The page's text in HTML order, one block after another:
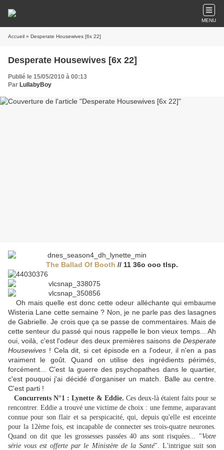
MENU
Accueil » Desperate Housewives [6x 22]
Desperate Housewives [6x 22]
Publié le 15/05/2010 à 00:13
Par LullabyBoy
The Ballad Of Booth // 11 36o ooo tlsp.
Oh mais quelle est donc cette odeur alléchante qui embaume
Wisteria Lane cette semaine ? Non, je ne parle pas des lasagnes
de Gabrielle. Je crois que ça se passe de commentaires. Mais de
cette senteur du passé qui nous rappelle le bon vieux temps... Ah
oui, voilà, c'est l'odeur des deux premières saisons de Desperate
Housewives ! Cela dit, si cet épisode en a l'odeur, il n'en a pas
vraiment le goût. Quand on utilise des ingrédients périmés,
forcément... C'est la guerre des psychopathes dans le quartier,
c'est pouquoi j'ai décidé d'organiser un match. Balle au centre.
C'est parti !
Concurrents N°1 : Lynette & Eddie. Ces deux-là étaient faits pour se
rencontrer. Eddie a trouvé une victime de choix : une femme, auparavant
connue pour son flair et sa perspicacité, qui, depuis qu'elle est enceinte
pour la 12ème fois, est incapable de connecter ses trois-quatre neurones.
Quand on dit que les grossesses passées 40 ans sont risquées... "Votre
série vous est offerte par le Ministère de la Santé". L'intrigue suit son